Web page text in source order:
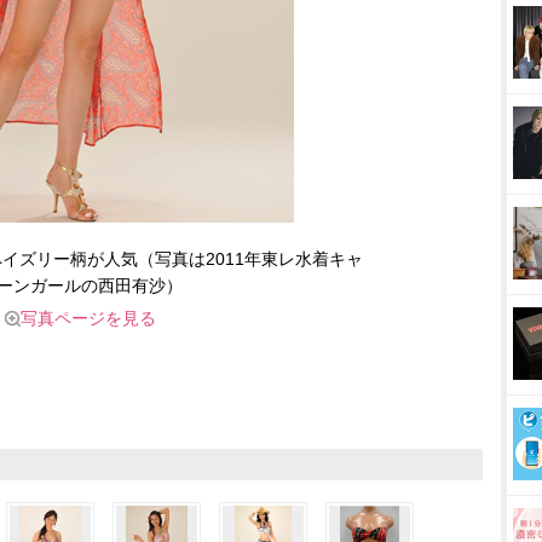
ズリー柄が人気（写真は2011年東レ水着キャ
ンガールの西田有沙）
写真ページを見る